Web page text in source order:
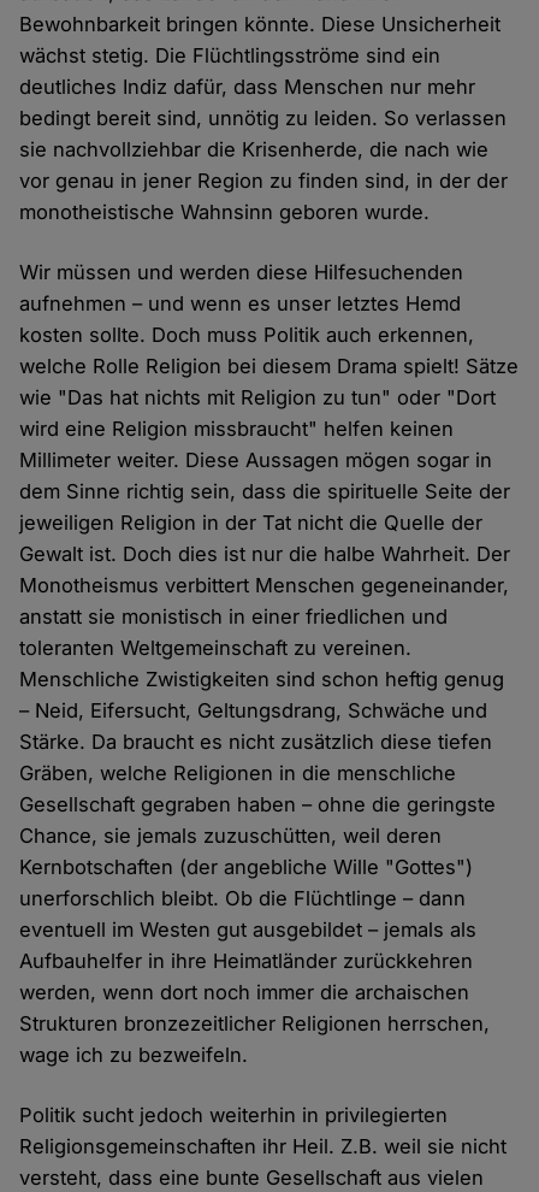
Bewohnbarkeit bringen könnte. Diese Unsicherheit
wächst stetig. Die Flüchtlingsströme sind ein
deutliches Indiz dafür, dass Menschen nur mehr
bedingt bereit sind, unnötig zu leiden. So verlassen
sie nachvollziehbar die Krisenherde, die nach wie
vor genau in jener Region zu finden sind, in der der
monotheistische Wahnsinn geboren wurde.
Wir müssen und werden diese Hilfesuchenden
aufnehmen – und wenn es unser letztes Hemd
kosten sollte. Doch muss Politik auch erkennen,
welche Rolle Religion bei diesem Drama spielt! Sätze
wie "Das hat nichts mit Religion zu tun" oder "Dort
wird eine Religion missbraucht" helfen keinen
Millimeter weiter. Diese Aussagen mögen sogar in
dem Sinne richtig sein, dass die spirituelle Seite der
jeweiligen Religion in der Tat nicht die Quelle der
Gewalt ist. Doch dies ist nur die halbe Wahrheit. Der
Monotheismus verbittert Menschen gegeneinander,
anstatt sie monistisch in einer friedlichen und
toleranten Weltgemeinschaft zu vereinen.
Menschliche Zwistigkeiten sind schon heftig genug
– Neid, Eifersucht, Geltungsdrang, Schwäche und
Stärke. Da braucht es nicht zusätzlich diese tiefen
Gräben, welche Religionen in die menschliche
Gesellschaft gegraben haben – ohne die geringste
Chance, sie jemals zuzuschütten, weil deren
Kernbotschaften (der angebliche Wille "Gottes")
unerforschlich bleibt. Ob die Flüchtlinge – dann
eventuell im Westen gut ausgebildet – jemals als
Aufbauhelfer in ihre Heimatländer zurückkehren
werden, wenn dort noch immer die archaischen
Strukturen bronzezeitlicher Religionen herrschen,
wage ich zu bezweifeln.
Politik sucht jedoch weiterhin in privilegierten
Religionsgemeinschaften ihr Heil. Z.B. weil sie nicht
versteht, dass eine bunte Gesellschaft aus vielen